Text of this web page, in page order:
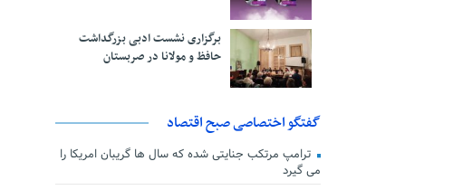
برگزاری نشست ادبی بزرگداشت
حافظ و مولانا در صربستان
گفتگو اختصاصی صبح اقتصاد
ترامپ مرتکب جنایتی شده که سال ها گریبان امریکا را
می گیرد